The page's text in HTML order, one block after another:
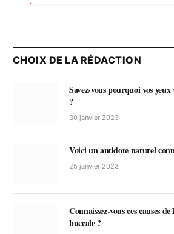
CHOIX DE LA RÉDACTION
Savez-vous pourquoi vos
?
30 janvier 2023
Voici un antidote naturel
25 janvier 2023
Connaissez-vous ces causes
buccale ?